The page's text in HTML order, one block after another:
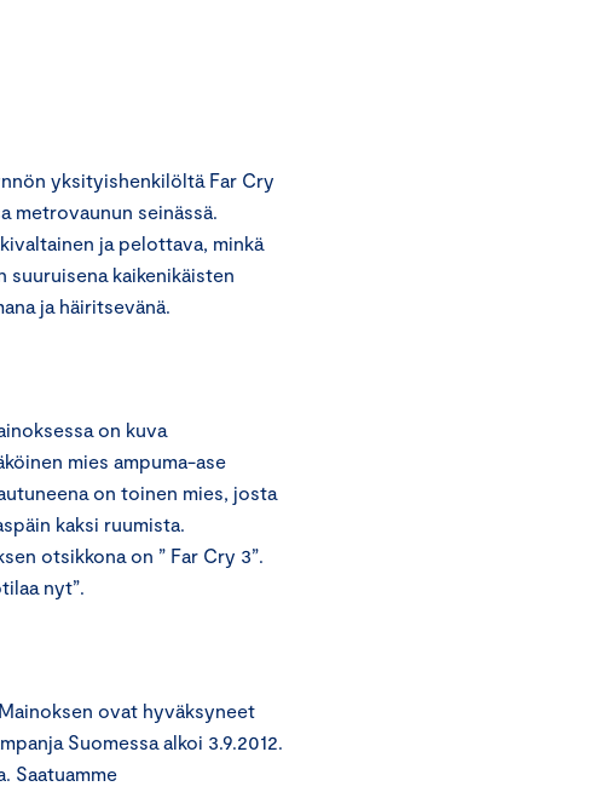
yksityishenkilöltä Far Cry
metrovaunun seinässä.
ja pelottava, minkä
suuruisena kaikenikäisten
ja häiritsevänä.
on kuva
mies ampuma-ase
on toinen mies, josta
kaksi ruumista.
otsikkona on ” Far Cry 3”.
nyt”.
ovat hyväksyneet
Suomessa alkoi 3.9.2012.
Saatuamme